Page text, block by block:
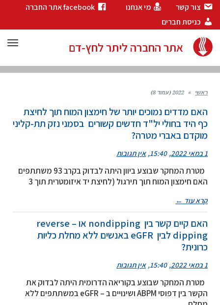
צור קשר
מי אנחנו
כניסת חברים
facebook אתר החברה
אתר החברה ליתר לחץ-דם
ראשי » 2022 (עמוד 8)
האם מדדים נמוכים יותר של חימצון המוח תוך לחיצת
כף היד בחולי יל"ד חדשים קשורים בסמני נזק תת-קליני
מוקדם באברי מטרה?
1 במאי 2022 15:40 אין תגובות
מטרת המחקר שבוצע ביוון היתה לבדוק בקרב 93 משתתפים
האם חימצון המוח תוך תירגול (לחיצת יד איזומטרית תוך 3
קרא עוד ←
האם קיים קשר בין nondipping או reverse –
dipping לבין eGFR באנשים ללא מחלת כליות
כרונית?
1 במאי 2022 15:40 אין תגובות
מטרת המחקר שבוצע בקוריאה הדרומית היתה לבדוק את
הקשר בין דפוסי ABPM ושינויים ב – eGFR במשתתפים ללא